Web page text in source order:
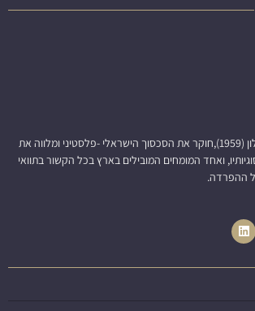
שאול אריאלי, יליד אשקלון (1959),חוקר את הסכסוך הישראלי -פלסטיני ומלווה את
ואחד המומחים המובילים בארץ בכל הקשור בתוואי
ההפרדה.